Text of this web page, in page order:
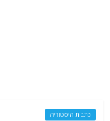
כתבות היסטוריה